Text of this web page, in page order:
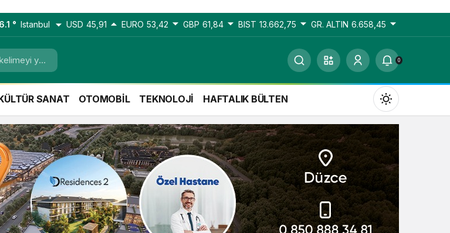
° Istanbul USD 45,91 EURO 53,42 GBP 61,84 BIST 13.662,75 GR. ALTIN 6.658,45
0
SANAT OTOMOBİL TEKNOLOJİ HAFTALIK BÜLTEN
Gündüz Modu
Gündüz modunu seçin.